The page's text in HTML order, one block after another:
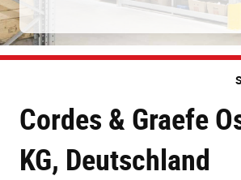
Cordes & Graefe
KG, Deutschland